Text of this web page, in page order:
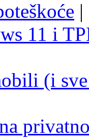
|
11 i
(i